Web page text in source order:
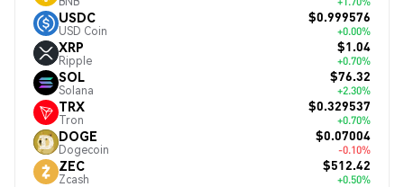
USDC
USD Coin
$0.999576
+0.00%
XRP
Ripple
$1.04
+0.70%
SOL
Solana
$76.32
+2.30%
TRX
Tron
$0.329537
+0.70%
DOGE
Dogecoin
$0.07004
-0.10%
ZEC
Zcash
$512.42
+0.50%